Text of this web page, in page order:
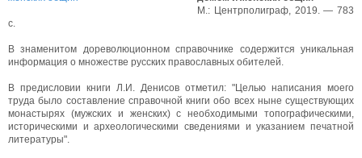
М.: Центрполиграф, 2019. — 783
с.
В знаменитом дореволюционном справочнике содержится уникальная
информация о множестве русских православных обителей.
В предисловии книги Л.И. Денисов отметил: "Целью написания моего
труда было составление справочной книги обо всех ныне существующих
монастырях (мужских и женских) с необходимыми топографическими,
историческими и археологическими сведениями и указанием печатной
литературы".